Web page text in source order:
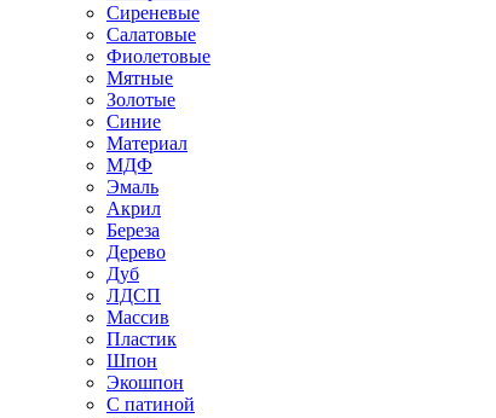
Сиреневые
Салатовые
Фиолетовые
Мятные
Золотые
Синие
Материал
МДФ
Эмаль
Акрил
Береза
Дерево
Дуб
ЛДСП
Массив
Пластик
Шпон
Экошпон
С патиной